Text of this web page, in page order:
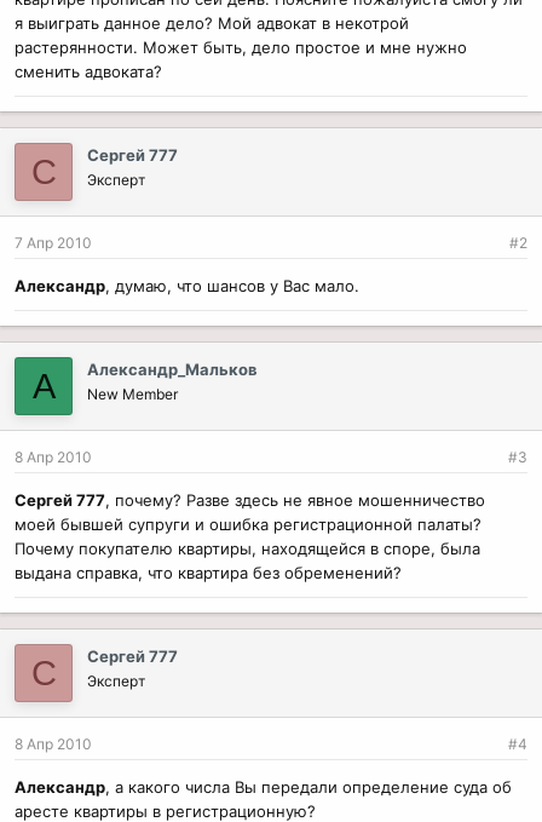
я выиграть данное дело? Мой адвокат в некотрой
растерянности. Может быть, дело простое и мне нужно
сменить адвоката?
С Сергей 777
Эксперт
7 Апр 2010 #2
Александр, думаю, что шансов у Вас мало.
А Александр_Мальков
New Member
8 Апр 2010 #3
Сергей 777, почему? Разве здесь не явное мошенничество
моей бывшей супруги и ошибка регистрационной палаты?
Почему покупателю квартиры, находящейся в споре, была
выдана справка, что квартира без обременений?
С Сергей 777
Эксперт
8 Апр 2010 #4
Александр, а какого числа Вы передали определение суда об
аресте квартиры в регистрационную?